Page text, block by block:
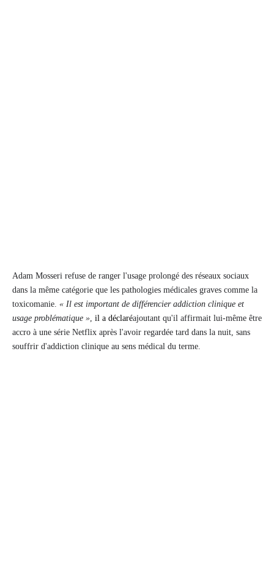
Adam Mosseri refuse de ranger l'usage prolongé des réseaux sociaux
dans la même catégorie que les pathologies médicales graves comme la
toxicomanie. « Il est important de différencier addiction clinique et
usage problématique » il a déclaréajoutant qu'il affirmait lui-même être
accro à une série Netflix après l'avoir regardée tard dans la nuit, sans
souffrir d'addiction clinique au sens médical du terme.